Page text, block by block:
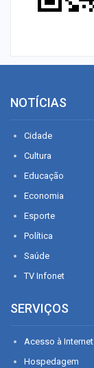
NOTÍCIAS
Cidade
Cultura
Educação
Economia
Esporte
Política
Saúde
TV Infonet
SERVIÇOS
Acesso à Internet
Hospedagem